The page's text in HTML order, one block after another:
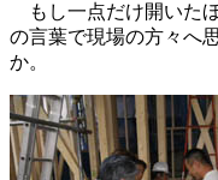
もし一点だけ開いた
の言葉で現場の方々へ
か。